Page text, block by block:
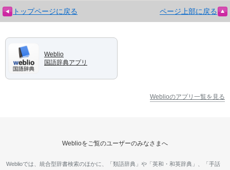
トップページに戻る ページ上部に戻る
Weblio
国語辞典アプリ
Weblioのアプリ一覧を見る
Weblioをご覧のユーザーのみなさまへ
Weblioでは、統合型辞書検索のほかに、「類語辞典」や「英和・和英辞典」、「手話